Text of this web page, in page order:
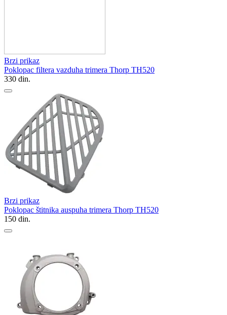
Brzi prikaz
Poklopac filtera vazduha trimera Thorp TH520
330 din.
Brzi prikaz
Poklopac štitnika auspuha trimera Thorp TH520
150 din.